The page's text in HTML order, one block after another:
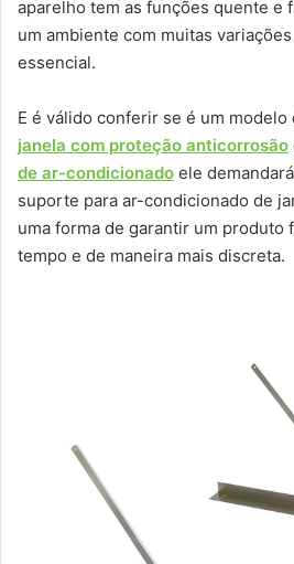
aparelho tem as funções quente e
um ambiente com muitas
essencial.
E é válido conferir se é um modelo
janela com proteção anticorrosão
de ar-condicionado ele
suporte para ar-condicionado de
uma forma de garantir um produto
tempo e de maneira mais discreta.